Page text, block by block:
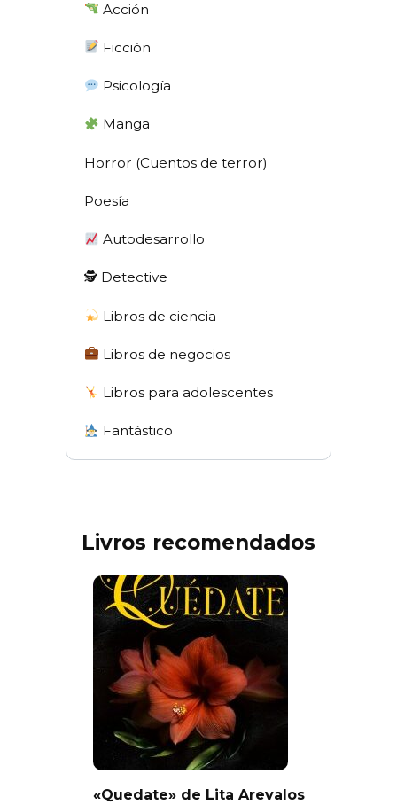
Acción
Ficción
Psicología
Manga
Horror (Cuentos de terror)
Poesía
Autodesarrollo
🕵 Detective
Libros de ciencia
Libros de negocios
Libros para adolescentes
Fantástico
Livros recomendados
«Quedate» de Lita Arevalos